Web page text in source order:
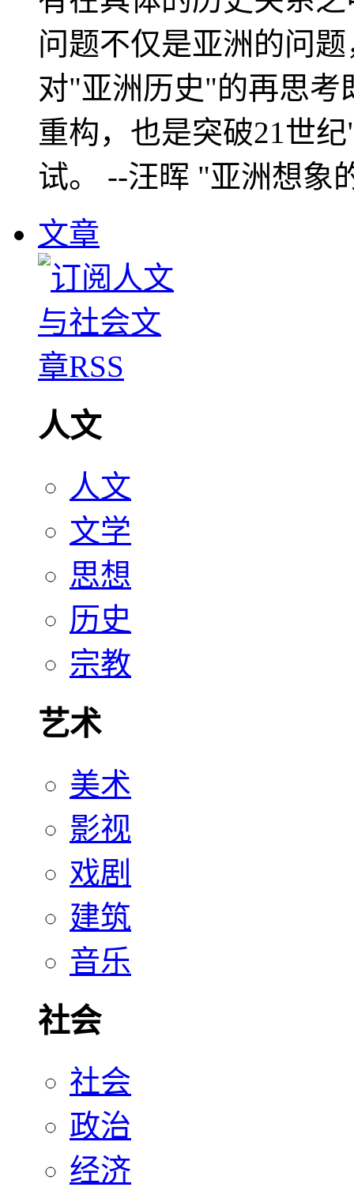
问题不仅是亚洲的问
对"亚洲历史"的再思考
重构，也是突破21世
试。 --汪晖 "亚洲想象
文章
人文
人文
文学
思想
历史
宗教
艺术
美术
影视
戏剧
建筑
音乐
社会
社会
政治
经济